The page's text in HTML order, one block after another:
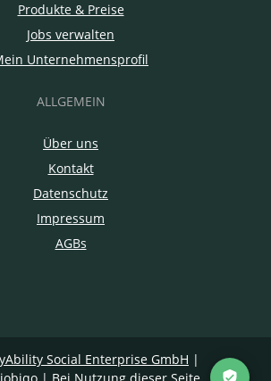
Produkte & Preise
Jobs verwalten
Unternehmensprofil
ALLGEMEIN
Über uns
Kontakt
Datenschutz
Impressum
AGBs
Social Enterprise GmbH |